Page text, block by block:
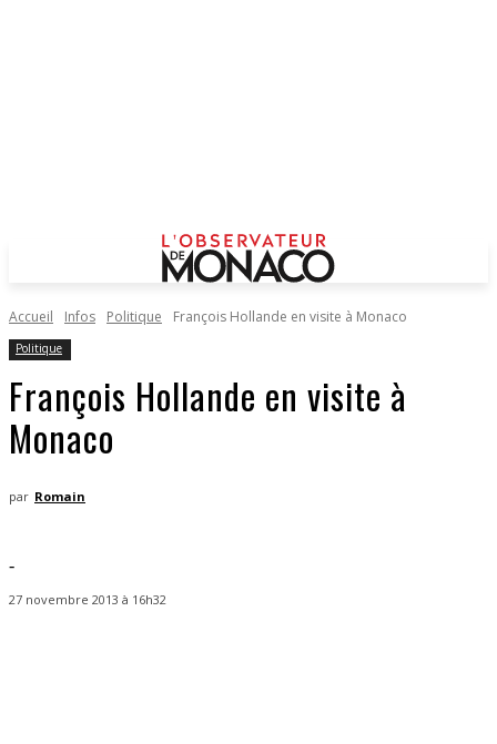
Accueil Infos Politique François Hollande en visite à Monaco
Politique
François Hollande en visite à
Monaco
par Romain
-
27 novembre 2013 à 16h32